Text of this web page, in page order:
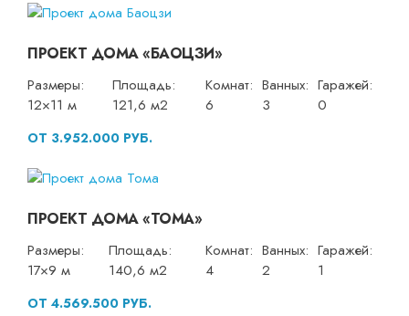
ПРОЕКТ ДОМА «БАОЦЗИ»
Размеры:
12×11 м
Площадь:
121,6 м2
Комнат:
6
Ванных:
3
Гаражей:
0
ОТ 3.952.000 РУБ.
ПРОЕКТ ДОМА «ТОМА»
Размеры:
17×9 м
Площадь:
140,6 м2
Комнат:
4
Ванных:
2
Гаражей:
1
ОТ 4.569.500 РУБ.